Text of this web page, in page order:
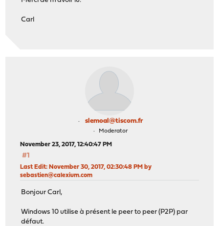
Carl
slemoal@tiscom.fr
Moderator
November 23, 2017, 12:40:47 PM
#1
Last Edit: November 30, 2017, 02:30:48 PM by
sebastien@calexium.com
Bonjour Carl,
Windows 10 utilise à présent le peer to peer (P2P) par
défaut.